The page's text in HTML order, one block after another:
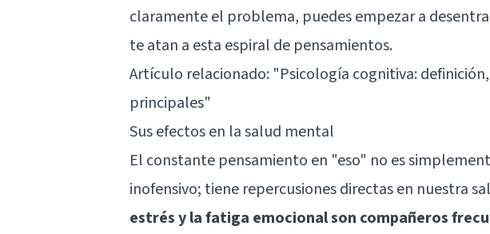
claramente el problema, puedes empezar a
te atan a esta espiral de pensamientos.
Artículo relacionado: "Psicología cognitiva:
principales"
Sus efectos en la salud mental
El constante pensamiento en "eso" no es
inofensivo; tiene repercusiones directas en nuestra
estrés y la fatiga emocional son compañeros